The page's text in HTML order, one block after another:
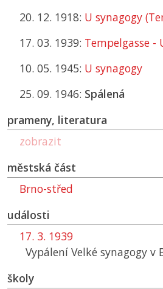
20. 12. 1918: U synagogy
17. 03. 1939: Tempelgasse -
10. 05. 1945: U synagogy
25. 09. 1946: Spálená
prameny, literatura
zobrazit
městská část
Brno-střed
události
17. 3. 1939
Vypálení Velké synagogy v
školy